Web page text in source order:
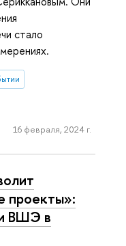
стало
16 февраля, 2024 г.
проекты»:
ВШЭ в